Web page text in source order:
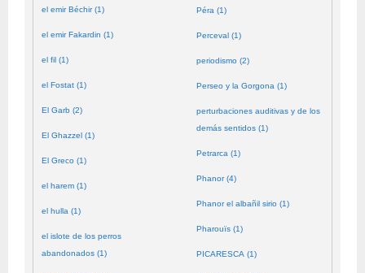
el emir Béchir (1)
el emir Fakardin (1)
el fil (1)
el Fostat (1)
El Garb (2)
El Ghazzel (1)
El Greco (1)
el harem (1)
el hulla (1)
el islote de los perros
abandonados (1)
Péra (1)
Perceval (1)
periodismo (2)
Perseo y la Gorgona (1)
perturbaciones auditivas y de los
demás sentidos (1)
Petrarca (1)
Phanor (4)
Phanor el albañil sirio (1)
Pharouïs (1)
PICARESCA (1)